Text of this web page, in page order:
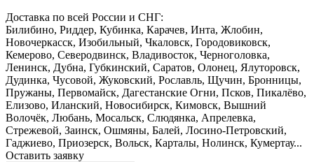
Доставка по всей России и СНГ:
Билибино, Риддер, Кубинка, Карачев, Инта, Жлобин,
Новочеркасск, Изобильный, Чкаловск, Городовиковск,
Кемерово, Северодвинск, Владивосток, Черноголовка,
Ленинск, Дубна, Губкинский, Саратов, Олонец, Ялуторовск,
Дудинка, Чусовой, Жуковский, Рославль, Щучин, Бронницы,
Пружаны, Первомайск, Дагестанские Огни, Псков, Пикалёво,
Елизово, Иланский, Новосибирск, Кимовск, Вышний
Волочёк, Любань, Мосальск, Слюдянка, Апрелевка,
Стрежевой, Заинск, Ошмяны, Балей, Лосино-Петровский,
Гаджиево, Приозерск, Вольск, Карталы, Нолинск, Кумертау...
Оставить заявку